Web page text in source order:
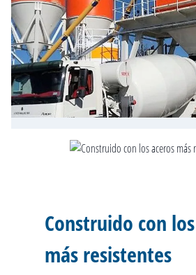
Construido con
más resistentes